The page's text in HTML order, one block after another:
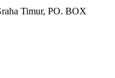
Timur, PO. BOX